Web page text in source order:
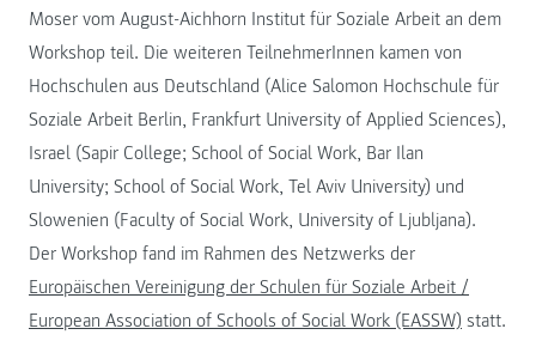
Moser vom August-Aichhorn Institut für Soziale Arbeit an dem
Workshop teil. Die weiteren TeilnehmerInnen kamen von
Hochschulen aus Deutschland (Alice Salomon Hochschule für
Soziale Arbeit Berlin, Frankfurt University of Applied Sciences),
Israel (Sapir College; School of Social Work, Bar Ilan
University; School of Social Work, Tel Aviv University) und
Slowenien (Faculty of Social Work, University of Ljubljana).
Der Workshop fand im Rahmen des Netzwerks der
Europäischen Vereinigung der Schulen für Soziale Arbeit /
European Association of Schools of Social Work (EASSW) statt.